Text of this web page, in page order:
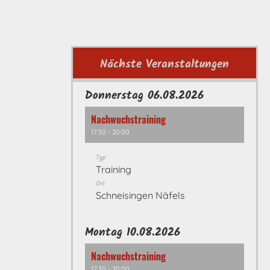
Nächste Veranstaltungen
Donnerstag 06.08.2026
Nachwuchstraining
17:30 - 20:00
Typ
Training
Ort
Schneisingen Näfels
Montag 10.08.2026
Nachwuchstraining